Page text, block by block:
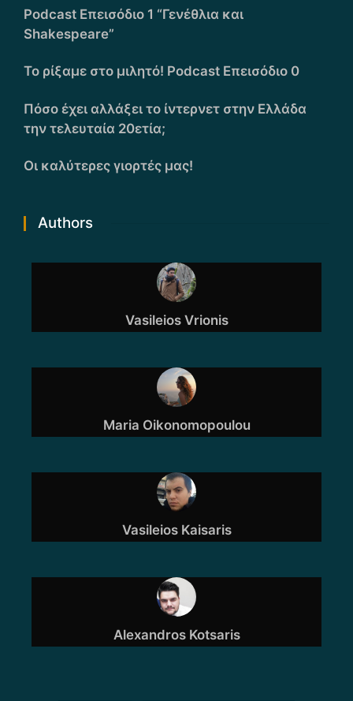
Podcast Επεισόδιο 1 “Γενέθλια και
Shakespeare”
Το ρίξαμε στο μιλητό! Podcast Επεισόδιο 0
Πόσο έχει αλλάξει το ίντερνετ στην Ελλάδα
την τελευταία 20ετία;
Οι καλύτερες γιορτές μας!
Authors
Vasileios Vrionis
Maria Oikonomopoulou
Vasileios Kaisaris
Alexandros Kotsaris